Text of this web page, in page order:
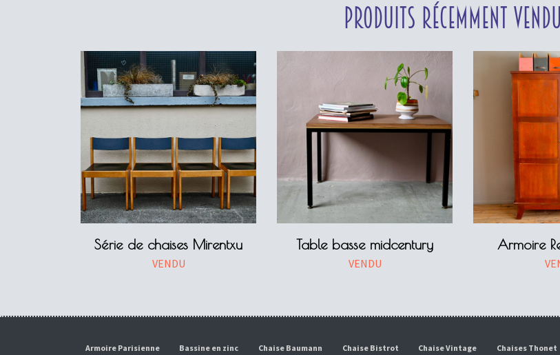
Produits récemment
Série de chaises Mirentxu
VENDU
Table basse midcentury
VENDU
Armoire
Armoire Parisienne Bassine en zinc Chaise Baumann Chaise Bistrot Chaise Vintage Chaises Thonet